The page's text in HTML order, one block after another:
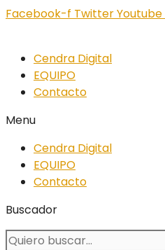
Facebook-f TwitterYoutube
Cendra Digital
EQUIPO
Contacto
Menu
Cendra Digital
EQUIPO
Contacto
Buscador